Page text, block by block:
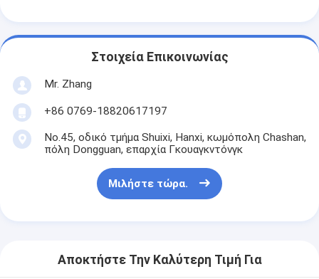
Μιλήστε τώρα.
Μηχανή κατασκευής φίλτρων αέρα
Φίλτρο τσεπών που κατασκευάζει τη μηχανή
Ημι αυτόματη μηχανή καρφώματος
Στοιχεία Επικοινωνίας
Mr. Zhang
+86 0769-18820617197
No.45, οδικό τμήμα Shuixi, Hanxi, κωμόπολη Chashan,
πόλη Dongguan, επαρχία Γκουαγκντόνγκ
Μιλήστε τώρα.
Αποκτήστε Την Καλύτερη Τιμή Για